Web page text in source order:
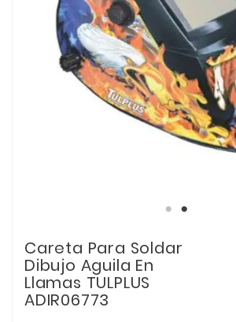
Careta Para Soldar
Dibujo Aguila En
Llamas TULPLUS
ADIR06773